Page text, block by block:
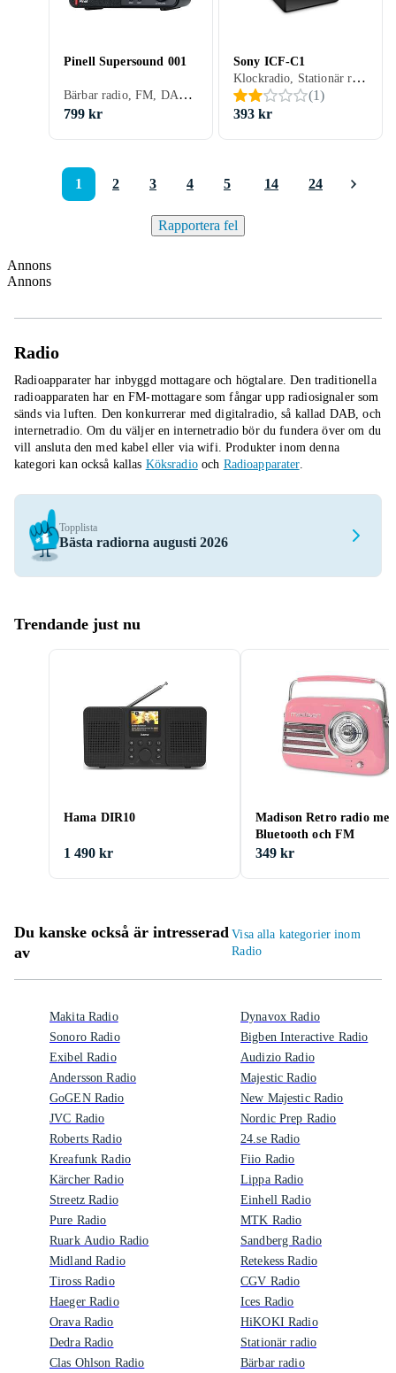
Pinell Supersound 001
Bärbar radio, FM, DAB, DAB+
799 kr
Sony ICF-C1
Klockradio, Stationär radio, FM, AM, DAB, MW, Batteri, Nätström, Klockradio med alarm, Backup-batteri, Display
(1)
393 kr
1 2 3 4 5 14 24
Rapportera fel
Annons
Annons
Radio
Radioapparater har inbyggd mottagare och högtalare. Den traditionella
radioapparaten har en FM-mottagare som fångar upp radiosignaler som
sänds via luften. Den konkurrerar med digitalradio, så kallad DAB, och
internetradio. Om du väljer en internetradio bör du fundera över om du
vill ansluta den med kabel eller via wifi. Produkter inom denna
kategori kan också kallas Köksradiooch Radioapparater.
Topplista
Bästa radiorna augusti 2026
Trendande just nu
Hama DIR10
1 490 kr
Madison Retro radio med
Bluetooth och FM
349 kr
Du kanske också är intresserad
av
Visa alla kategorier inom
Radio
Makita Radio
Sonoro Radio
Exibel Radio
Andersson Radio
GoGEN Radio
JVC Radio
Roberts Radio
Kreafunk Radio
Kärcher Radio
Streetz Radio
Pure Radio
Ruark Audio Radio
Midland Radio
Tiross Radio
Haeger Radio
Orava Radio
Dedra Radio
Clas Ohlson Radio
Dynavox Radio
Bigben Interactive Radio
Audizio Radio
Majestic Radio
New Majestic Radio
Nordic Prep Radio
24.se Radio
Fiio Radio
Lippa Radio
Einhell Radio
MTK Radio
Sandberg Radio
Retekess Radio
CGV Radio
Ices Radio
HiKOKI Radio
Stationär radio
Bärbar radio